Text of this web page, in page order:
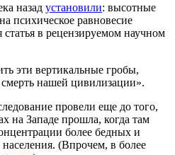
назад установили: высотные
психическое равновесие
в рецензируемом научном
эти вертикальные гробы,
нашей цивилизации».
провели еще до того,
на Западе прошла, когда там
более бедных и
(Впрочем, в более